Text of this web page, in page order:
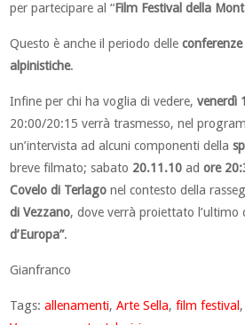
per partecipare al “Film Festival della
Questo è anche il periodo delle
alpinistiche.
Infine per chi ha voglia di vedere,venerdì
20:00/20:15 verrà trasmesso, nel
un’intervista ad alcuni componenti della
breve filmato; sabato 20.11.10 adore
Covelo di Terlago nel contesto della
di Vezzano, dove verrà proiettato l’ultimo
d’Europa”.
Gianfranco
Tags:allenamenti,Arte Sella,film festival ,